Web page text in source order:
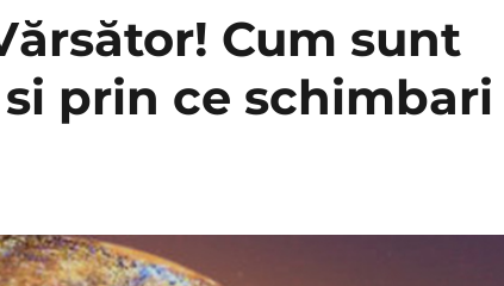
Cum sunt
prin ce schimbari